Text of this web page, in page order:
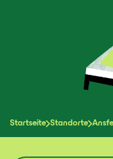
Startseite Standorte